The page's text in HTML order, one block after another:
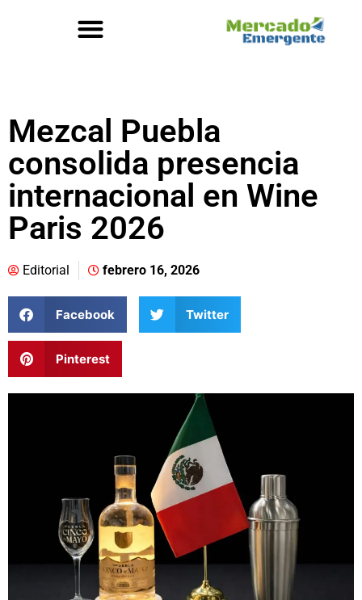
Mezcal Puebla
consolida presencia
internacional en Wine
Paris 2026
Editorial febrero 16, 2026
Facebook Twitter
Pinterest